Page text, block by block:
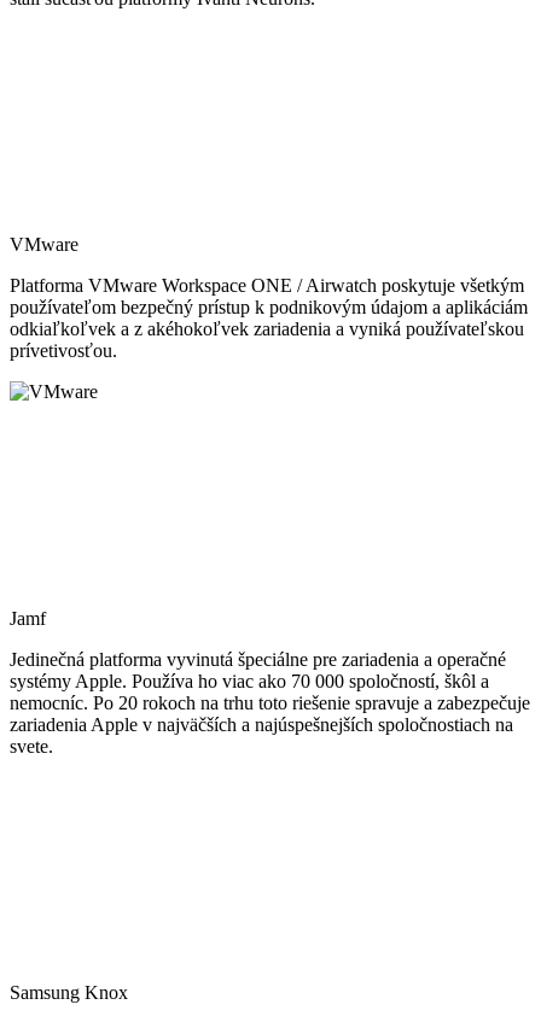
VMware
Platforma VMware Workspace ONE / Airwatch poskytuje všetkým
používateľom bezpečný prístup k podnikovým údajom a aplikáciám
odkiaľkoľvek a z akéhokoľvek zariadenia a vyniká používateľskou
prívetivosťou.
Jamf
Jedinečná platforma vyvinutá špeciálne pre zariadenia a operačné
systémy Apple. Používa ho viac ako 70 000 spoločností, škôl a
nemocníc. Po 20 rokoch na trhu toto riešenie spravuje a zabezpečuje
zariadenia Apple v najväčších a najúspešnejších spoločnostiach na
svete.
Samsung Knox